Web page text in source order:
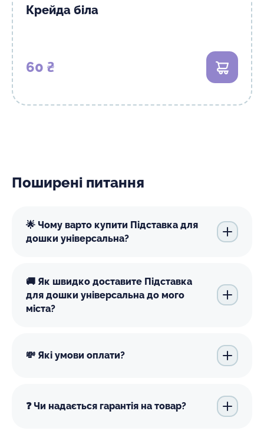
Крейда біла
60 ₴ В кошик
Поширені питання
🌟 Чому варто купити Підставка для
дошки універсальна?
🚚 Як швидко доставите Підставка
для дошки універсальна до мого
міста?
💸 Які умови оплати?
❓ Чи надається гарантія на товар?